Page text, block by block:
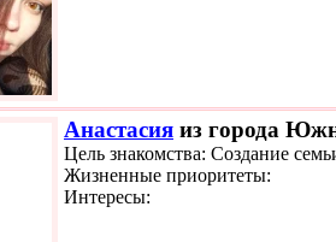
Анастасия из города
Цель знакомства: Создание
Жизненные приоритеты:
Интересы: